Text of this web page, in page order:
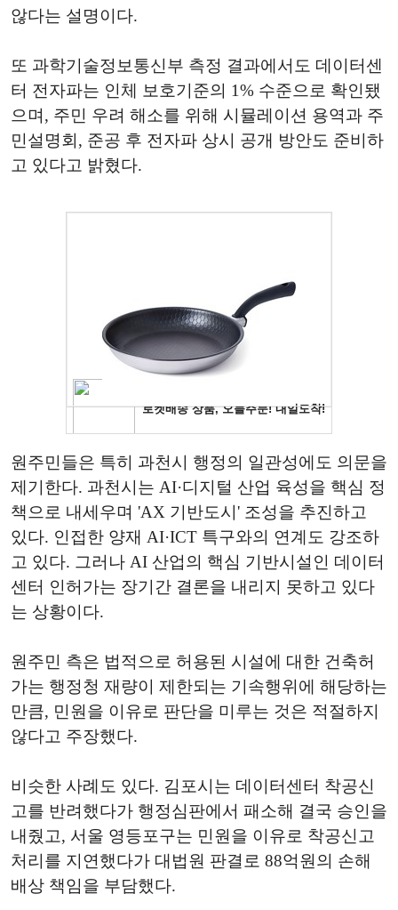
않다는 설명이다.
또 과학기술정보통신부 측정 결과에서도 데이터센
터 전자파는 인체 보호기준의 1% 수준으로 확인됐
으며, 주민 우려 해소를 위해 시뮬레이션 용역과 주
민설명회, 준공 후 전자파 상시 공개 방안도 준비하
고 있다고 밝혔다.
원주민들은 특히 과천시 행정의 일관성에도 의문을
제기한다. 과천시는 AI·디지털 산업 육성을 핵심 정
책으로 내세우며 'AX 기반도시' 조성을 추진하고
있다. 인접한 양재 AI·ICT 특구와의 연계도 강조하
고 있다. 그러나 AI 산업의 핵심 기반시설인 데이터
센터 인허가는 장기간 결론을 내리지 못하고 있다
는 상황이다.
원주민 측은 법적으로 허용된 시설에 대한 건축허
가는 행정청 재량이 제한되는 기속행위에 해당하는
만큼, 민원을 이유로 판단을 미루는 것은 적절하지
않다고 주장했다.
비슷한 사례도 있다. 김포시는 데이터센터 착공신
고를 반려했다가 행정심판에서 패소해 결국 승인을
내줬고, 서울 영등포구는 민원을 이유로 착공신고
처리를 지연했다가 대법원 판결로 88억원의 손해
배상 책임을 부담했다.